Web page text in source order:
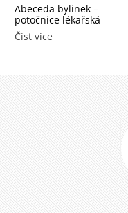
Abeceda bylinek –
potočnice lékařská
Číst více